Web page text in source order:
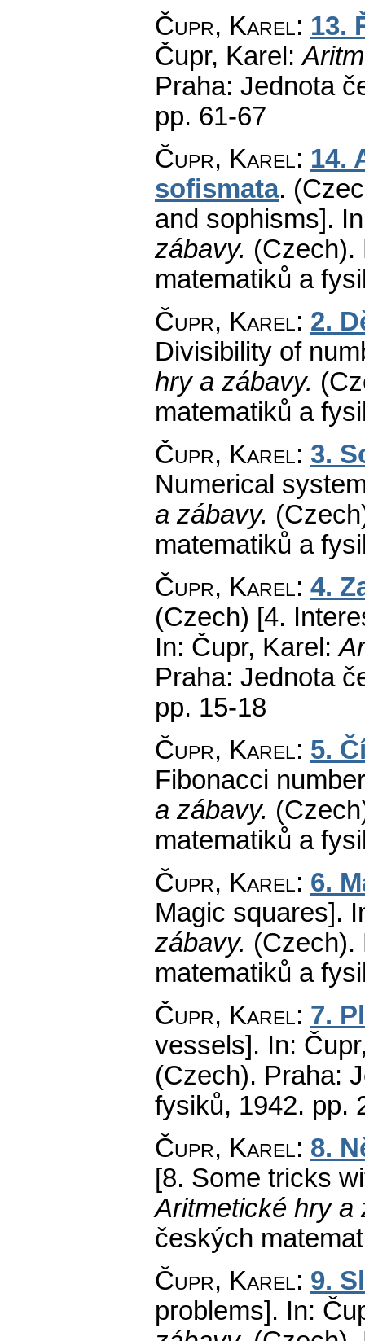
Čupr, Karel: 13.
Čupr, Karel:
Praha: Jednota
pp. 61-67
Čupr, Karel: 14.
sofismata.
and sophisms].
zábavy. (Czech).
matematiků a
Čupr, Karel: 2.
Divisibility of
hry a zábavy.
matematiků a
Čupr, Karel: 3.
Numerical
a zábavy.
matematiků a
Čupr, Karel: 4.
(Czech) [4.
In: Čupr, Karel:
Praha: Jednota
pp. 15-18
Čupr, Karel: 5.
Fibonacci
a zábavy.
matematiků a
Čupr, Karel: 6.
Magic squares].
zábavy. (Czech).
matematiků a
Čupr, Karel: 7.
vessels]. In:
(Czech). Praha:
fysiků, 1942. pp.
Čupr, Karel: 8.
[8. Some tricks
Aritmetické hry
českých
Čupr, Karel: 9.
problems]. In: